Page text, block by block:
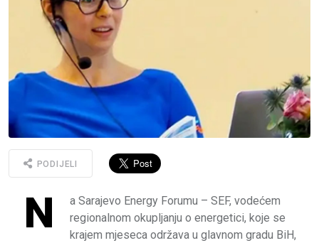
PODIJELI
N
a Sarajevo Energy Forumu – SEF, vodećem
regionalnom okupljanju o energetici, koje se
krajem mjeseca održava u glavnom gradu BiH,